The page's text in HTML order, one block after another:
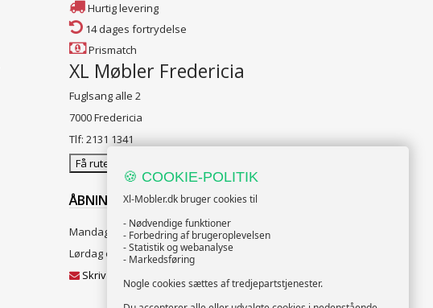
Hurtig levering
14 dages fortrydelse
Prismatch
XL Møbler Fredericia
Fuglsang alle 2
7000 Fredericia
Tlf: 2131 1341
Få rutevejledning
ÅBNINGSTIDER:
Mandag til Fredag 10:00 til 18:00
Lørdag og Søndag 10:00 til 16:00
Skriv til vores kundeservice
🍪 COOKIE-POLITIK
Xl-Mobler.dk bruger cookies til
- Nødvendige funktioner
- Forbedring af brugeroplevelsen
- Statistik og webanalyse
- Markedsføring
Nogle cookies sættes af tredjepartstjenester.